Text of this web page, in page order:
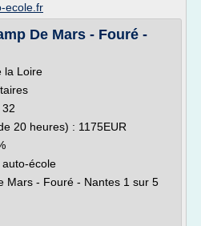
ecole.fr
De Mars - Fouré -
la Loire
20 heures) : 1175EUR
école
Mars - Fouré - Nantes 1 sur 5